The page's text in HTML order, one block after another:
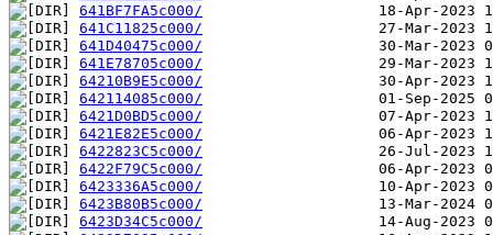
641BF7FA5c000/
641C11825c000/
641D40475c000/
641E78705c000/
64210B9E5c000/
642114085c000/
6421D0BD5c000/
6421E82E5c000/
6422823C5c000/
6422F79C5c000/
6423336A5c000/
6423B80B5c000/
6423D34C5c000/